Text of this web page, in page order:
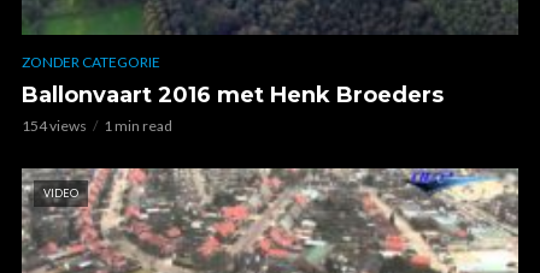
ZONDER CATEGORIE
Ballonvaart 2016 met Henk Broeders
154 views 1 min read
VIDEO